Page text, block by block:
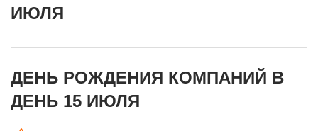
ИЮЛЯ
ДЕНЬ РОЖДЕНИЯ КОМПАНИЙ В
ДЕНЬ 15 ИЮЛЯ